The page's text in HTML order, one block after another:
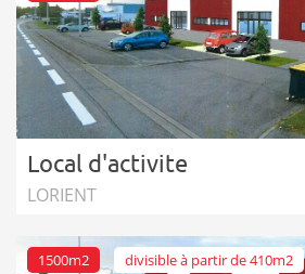
Local d'activite
LORIENT
1500m2 divisible à partir de 410m2